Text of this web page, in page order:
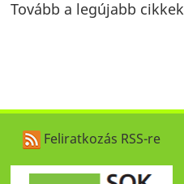
Tovább a legújabb
Feliratkozás RSS-re